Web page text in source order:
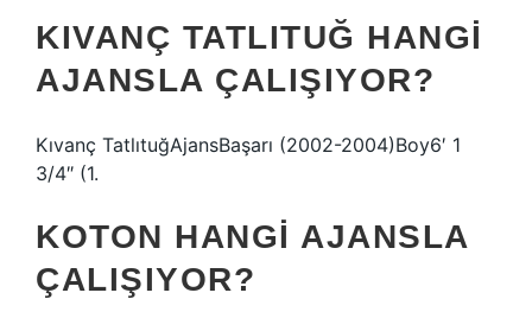
KIVANÇ TATLITUĞ HANGI
AJANSLA ÇALIŞIYOR?
Kıvanç TatlıtuğAjansBaşarı (2002-2004)Boy6′ 1
3/4″ (1.
KOTON HANGI AJANSLA
ÇALIŞIYOR?